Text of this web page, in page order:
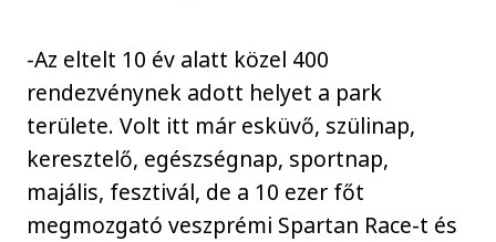
-Az eltelt 10 év alatt közel 400
rendezvénynek adott helyet a park
területe. Volt itt már esküvő, szülinap,
keresztelő, egészségnap, sportnap,
majális, fesztivál, de a 10 ezer főt
megmozgató veszprémi Spartan Race-t és